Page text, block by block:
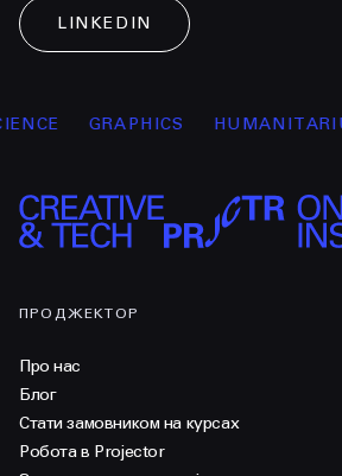
LINKEDIN
GRAPHICS HUMANITARIUM
ПРОДЖЕКТОР
Про нас
Блог
Стати замовником на курсах
Робота в Projector